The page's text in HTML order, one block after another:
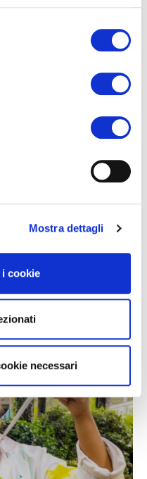
Mostra dettagli
cookie
necessari